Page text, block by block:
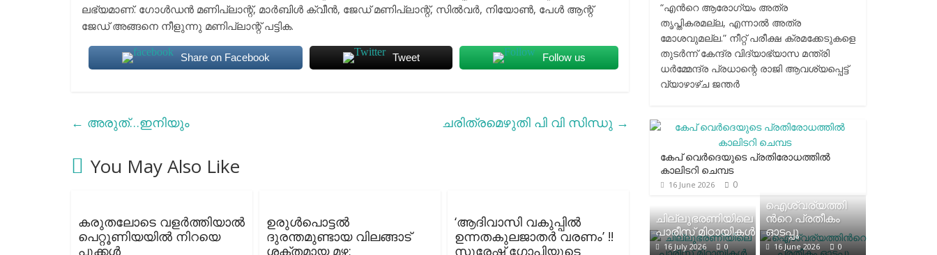
ലഭ്യമാണ്. ഗോള്‍ഡന്‍ മണിപ്ലാന്റ്, മാര്‍ബിള്‍ ക്വീന്‍, ജേഡ് മണിപ്ലാന്റ്, സില്‍വര്‍, നിയോണ്‍, പേള്‍ ആന്റ്
ജേഡ് അങ്ങനെ നീളുന്നു മണിപ്ലാന്റ് പട്ടിക.
Share on Facebook Tweet Follow us
← അരുത്…ഇനിയും ചരിത്രമെഴുതി പി വി സിന്ധു →
You May Also Like
കരുതലോടെ വളര്‍ത്തിയാല്‍
പെറ്റൂണിയയില്‍ നിറയെ
പൂക്കള്‍
ഉരുള്‍പൊട്ടല്‍
ദുരന്തമുണ്ടായ വിലങ്ങാട്
ശക്തമായ മഴ;
‘ആദിവാസി വകുപ്പില്‍
ഉന്നതകുലജാതര്‍ വരണം’ !!
സുരേഷ് ഗോപിയുടെ
“എന്‍റെ ആരോഗ്യം അത്ര
തൃപ്തികരമല്ല, എന്നാൽ അത്ര
മോശവുമല്ല.” നീറ്റ് പരീക്ഷ ക്രമക്കേടുകളെ
തുടർന്ന് കേന്ദ്ര വിദ്യാഭ്യാസ മന്ത്രി
ധർമ്മേന്ദ്ര പ്രധാന്റെ രാജി ആവശ്യപ്പെട്ട്
വ്യാഴാഴ്ച ജന്തർ
കേപ് വെര്‍ദെയുടെ പ്രതിരോധത്തില്‍
കാലിടറി ചെമ്പട
16 June 2026 0
ചില്ലുഭരണിയിലെ
പാരീസ് മിഠായികള്‍
16 July 2026 0
ഐശ്വര്യത്തി
ന്‍റെ പ്രതീകം
ഓടപ്പൂ
16 June 2026 0